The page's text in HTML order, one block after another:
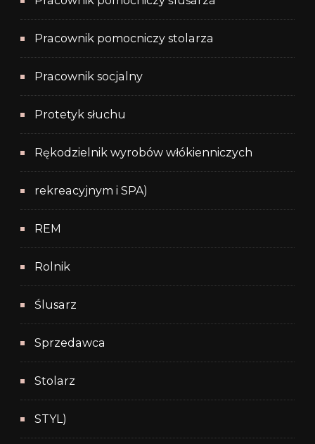
Pracownik pomocniczy stolarza
Pracownik socjalny
Protetyk słuchu
Rękodzielnik wyrobów włókienniczych
rekreacyjnym i SPA)
REM
Rolnik
Ślusarz
Sprzedawca
Stolarz
STYL)